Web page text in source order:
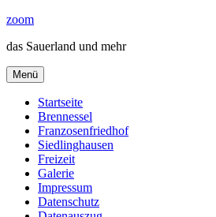
Zum
springen
zoom
das Sauerland und mehr
Menü
Startseite
Brennessel
Franzosenfriedhof
Siedlinghausen
Freizeit
Galerie
Impressum
Datenschutz